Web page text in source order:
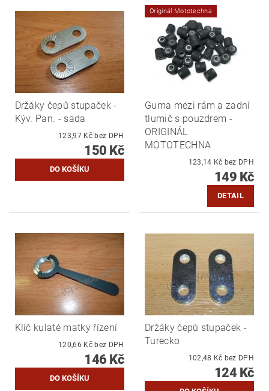
Držáky čepů stupaček -
Kýv. Pan. - sada
123,97 Kč bez DPH
150 Kč
Originál Mototechna
Guma mezi rám a zadní
tlumič s pouzdrem -
ORIGINÁL
MOTOTECHNA
123,14 Kč bez DPH
149 Kč
DETAIL
Klíč kulaté matky řízení
120,66 Kč bez DPH
146 Kč
Držáky čepů stupaček -
Turecko
102,48 Kč bez DPH
124 Kč